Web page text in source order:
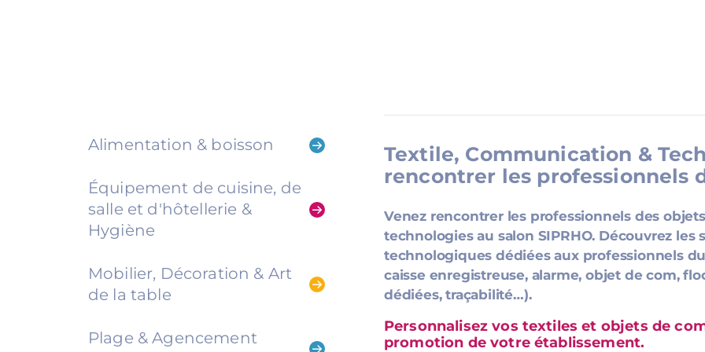
Alimentation & boisson
Équipement de cuisine, de
salle et d'hôtellerie &
Hygiène
Mobilier, Décoration & Art
de la table
Plage & Agencement
Textile, Communication &
rencontrer les professionnels
Venez rencontrer les professionnels des
technologies au salon SIPRHO. Découvrez
technologiques dédiées aux professionnels
caisse enregistreuse, alarme, objet de com,
dédiées, traçabilité…).
Personnalisez vos textiles et objets de
promotion de votre établissement.